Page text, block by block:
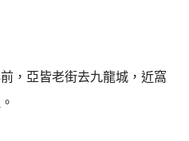
，亞皆老街去九龍城，近窩